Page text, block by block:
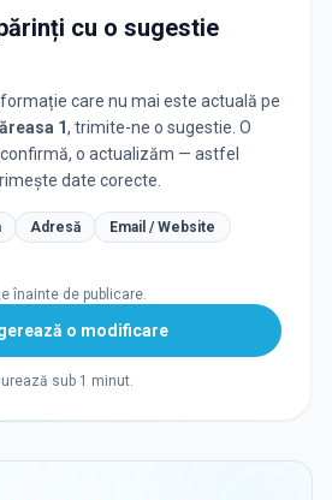
cu o sugestie
care nu mai este actuală pe
1, trimite-ne o sugestie. O
o actualizăm — astfel
date corecte.
Adresă
Email / Website
înainte de publicare.
o modificare
sub 1 minut.